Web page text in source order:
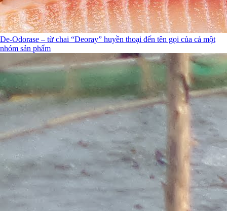
De-Odorase – từ chai “Deoray” huyền thoại đến tên gọi của cả một
nhóm sản phẩm